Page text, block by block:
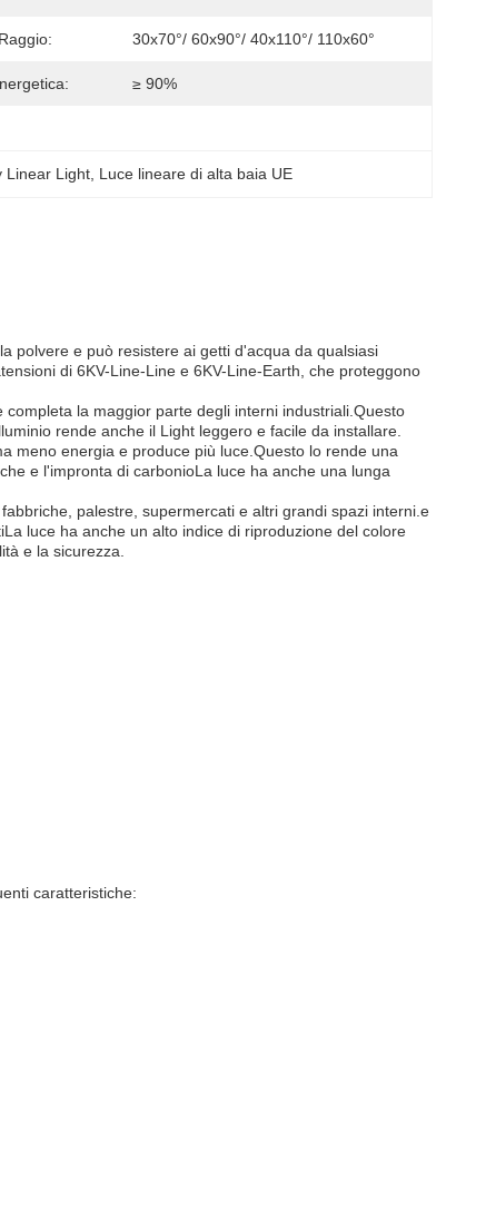
30x70°/ 60x90°/ 40x110°/ 110x60°
≥ 90%
Linear Light Luce lineare di alta baia UE
polvere e può resistere ai getti d'acqua da qualsiasi
di 6KV-Line-Line e 6KV-Line-Earth, che proteggono
la maggior parte degli interni industriali.Questo
rende anche il Light leggero e facile da installare.
meno energia e produce più luce.Questo lo rende una
e l'impronta di carbonioLa luce ha anche una lunga
palestre, supermercati e altri grandi spazi interni.e
luce ha anche un alto indice di riproduzione del colore
e la sicurezza.
caratteristiche: